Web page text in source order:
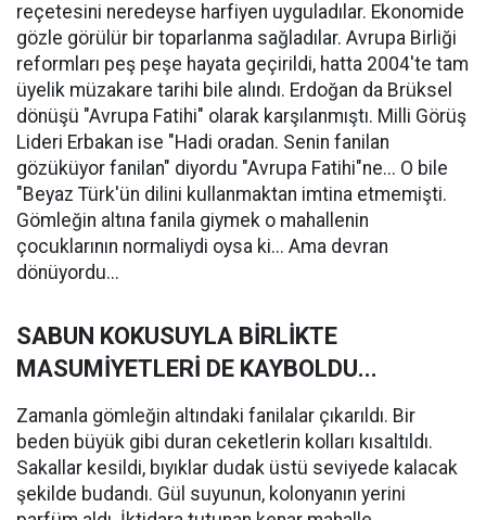
reçetesini neredeyse harfiyen uyguladılar. Ekonomide
gözle görülür bir toparlanma sağladılar. Avrupa Birliği
reformları peş peşe hayata geçirildi, hatta 2004'te tam
üyelik müzakare tarihi bile alındı. Erdoğan da Brüksel
dönüşü "Avrupa Fatihi" olarak karşılanmıştı. Milli Görüş
Lideri Erbakan ise "Hadi oradan. Senin fanilan
gözüküyor fanilan" diyordu "Avrupa Fatihi"ne... O bile
"Beyaz Türk'ün dilini kullanmaktan imtina etmemişti.
Gömleğin altına fanila giymek o mahallenin
çocuklarının normaliydi oysa ki... Ama devran
dönüyordu...
SABUN KOKUSUYLA BİRLİKTE
MASUMİYETLERİ DE KAYBOLDU...
Zamanla gömleğin altındaki fanilalar çıkarıldı. Bir
beden büyük gibi duran ceketlerin kolları kısaltıldı.
Sakallar kesildi, bıyıklar dudak üstü seviyede kalacak
şekilde budandı. Gül suyunun, kolonyanın yerini